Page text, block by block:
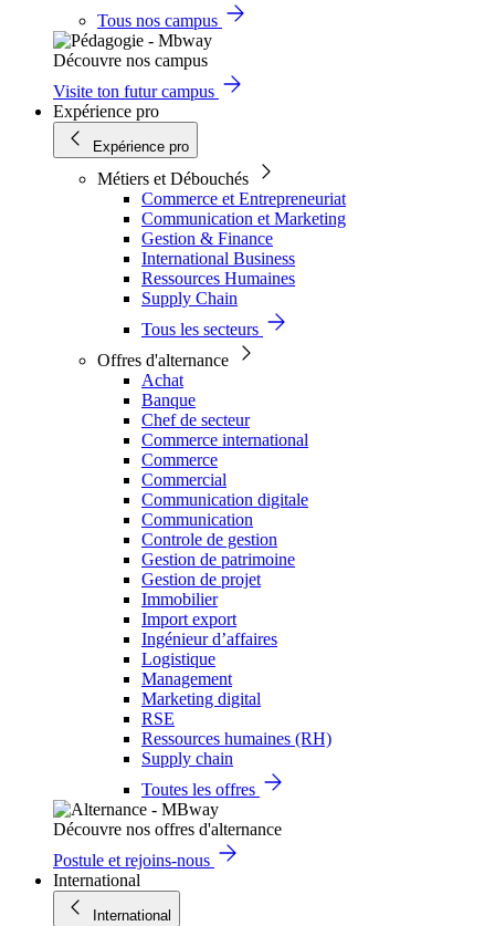
Tous nos campus
Découvre nos campus
Visite ton futur campus
Expérience pro
Expérience pro
Métiers et Débouchés
Commerce et Entrepreneuriat
Communication et Marketing
Gestion & Finance
International Business
Ressources Humaines
Supply Chain
Tous les secteurs
Offres d'alternance
Achat
Banque
Chef de secteur
Commerce international
Commerce
Commercial
Communication digitale
Communication
Controle de gestion
Gestion de patrimoine
Gestion de projet
Immobilier
Import export
Ingénieur d’affaires
Logistique
Management
Marketing digital
RSE
Ressources humaines (RH)
Supply chain
Toutes les offres
Découvre nos offres d'alternance
Postule et rejoins-nous
International
International